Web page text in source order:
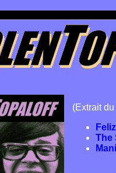
(Extrait
The